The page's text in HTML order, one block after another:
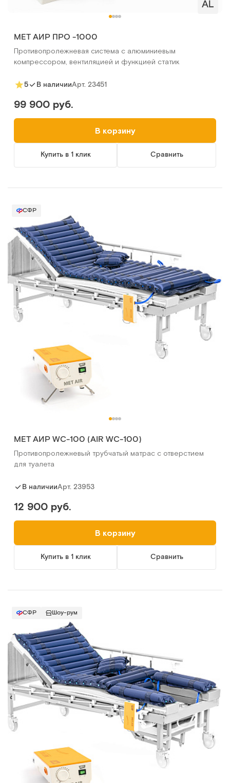
MET АИР ПРО -1000
Противопролежневая система с алюминиевым
компрессором, вентиляцией и функцией статик
5 В наличииАрт. 23451
99 900 руб.
В корзину
Купить в 1 клик Сравнить
СФР
MET АИР WC-100 (AIR WC-100)
Противопролежневый трубчатый матрас с отверстием
для туалета
В наличииАрт. 23953
12 900 руб.
В корзину
Купить в 1 клик Сравнить
СФР Шоу-рум